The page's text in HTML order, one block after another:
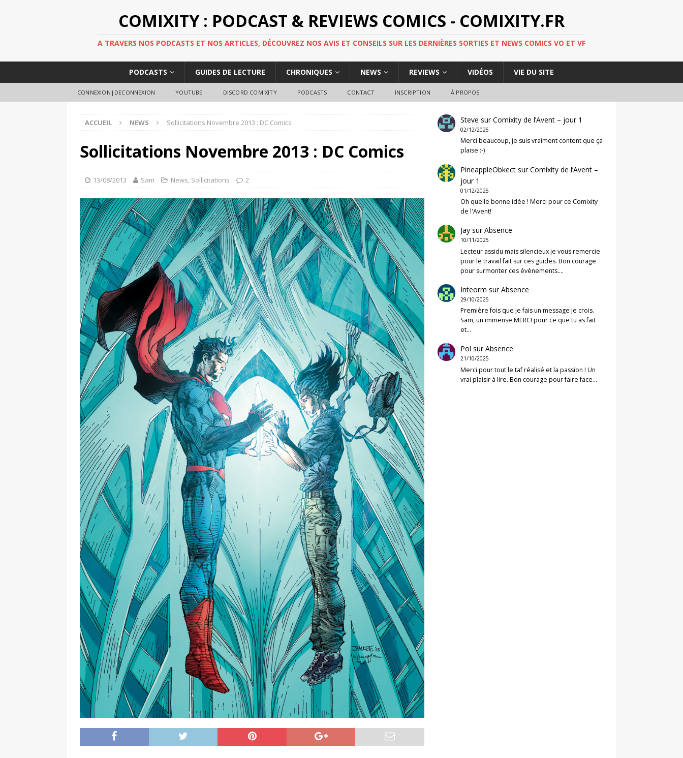
COMIXITY : PODCAST & REVIEWS COMICS - COMIXITY.FR
A TRAVERS NOS PODCASTS ET NOS ARTICLES, DÉCOUVREZ NOS AVIS ET CONSEILS SUR LES DERNIÈRES SORTIES ET NEWS COMICS VO ET VF
PODCASTS GUIDES DE LECTURE CHRONIQUES NEWS REVIEWS VIDÉOS VIE DU SITE
CONNEXION|DECONNEXION YOUTUBE DISCORD COMIXITY PODCASTS CONTACT INSCRIPTION À PROPOS
ACCUEIL NEWS Sollicitations Novembre 2013 : DC Comics
Sollicitations Novembre 2013 : DC Comics
13/08/2013 Sam News, Sollicitations 2
Steve surComixity de l’Avent – jour 1
02/12/2025
Merci beaucoup, je suis vraiment content que ça
plaise :-)
PineappleObkect surComixity de l’Avent –
jour 1
01/12/2025
Oh quelle bonne idée ! Merci pour ce Comixity
de l'Avent!
Jay surAbsence
10/11/2025
Lecteur assidu mais silencieux je vous remercie
pour le travail fait sur ces guides. Bon courage
pour surmonter ces évènements.…
Inteorm surAbsence
29/10/2025
Première fois que je fais un message je crois.
Sam, un immense MERCI pour ce que tu as fait
et…
Pol surAbsence
21/10/2025
Merci pour tout le taf réalisé et la passion ! Un
vrai plaisir à lire. Bon courage pour faire face…